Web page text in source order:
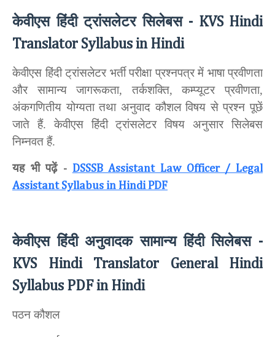
केवीएस हिंदी ट्रांसलेटर सिलेबस - KVS Hindi
Translator Syllabus in Hindi
केवीएस हिंदी ट्रांसलेटर भर्ती परीक्षा प्रश्नपत्र में भाषा प्रवीणता
और सामान्य जागरूकता, तर्कशक्ति, कम्प्यूटर प्रवीणता,
अंकगणितीय योग्यता तथा अनुवाद कौशल विषय से प्रश्न पूछें
जाते हैं. केवीएस हिंदी ट्रांसलेटर विषय अनुसार सिलेबस
निम्नवत हैं.
यह भी पढ़ें - DSSSB Assistant Law Officer / Legal
Assistant Syllabus in Hindi PDF
केवीएस हिंदी अनुवादक सामान्य हिंदी सिलेबस -
KVS Hindi Translator General Hindi
Syllabus PDF in Hindi
पठन कौशल